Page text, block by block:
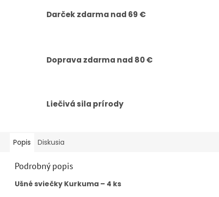
Darček zdarma nad 69 €
Doprava zdarma nad 80 €
Liečivá sila prírody
Popis Diskusia
Podrobný popis
Ušné sviečky Kurkuma – 4 ks